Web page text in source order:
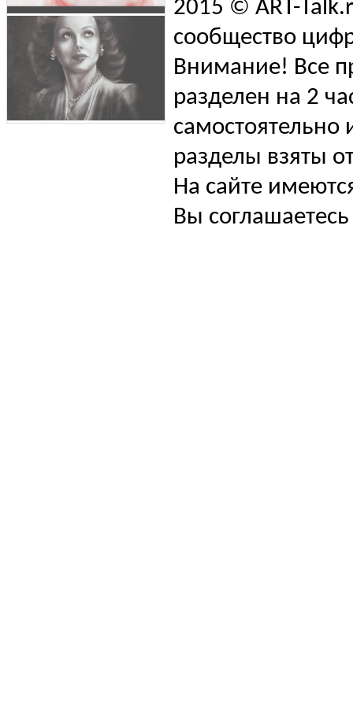
2015 © ART-
сообщество
Внимание! Все
разделен на 2
самостоятельно
разделы взяты
На сайте
Вы